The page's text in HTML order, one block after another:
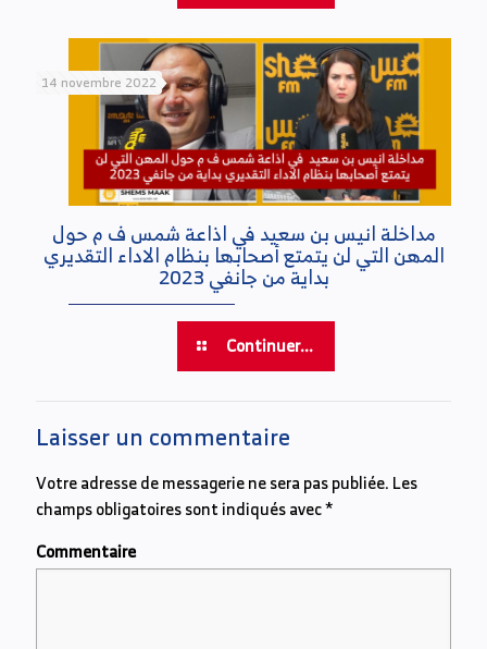
14 novembre 2022
مداخلة انيس بن سعيد في اذاعة شمس ف م حول
المهن التي لن يتمتع أصحابها بنظام الاداء التقديري
بداية من جانفي 2023
Continuer...
Laisser un commentaire
Votre adresse de messagerie ne sera pas publiée.Les
champs obligatoires sont indiqués avec*
Commentaire